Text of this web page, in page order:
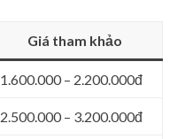
Giá tham khảo
1.600.000 – 2.200.000đ
2.500.000 – 3.200.000đ